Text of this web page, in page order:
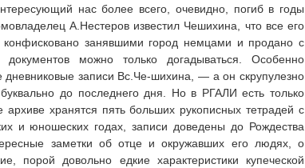
нас более всего, очевидно, погиб в годы
А.Нестеров известил Чешихина, что все его
занявшими город немцами и продано с
можно только догадываться. Особенно
дневниковые записи Вс.Че-шихина, — а он скрупулезно
до последнего дня. Но в РГАЛИ есть только
хранятся пять больших рукописных тетрадей с
и юношеских годах, записи доведены до Рождества
заметки об отце и окружавших его людях, о
порой довольно едкие характеристики купеческой